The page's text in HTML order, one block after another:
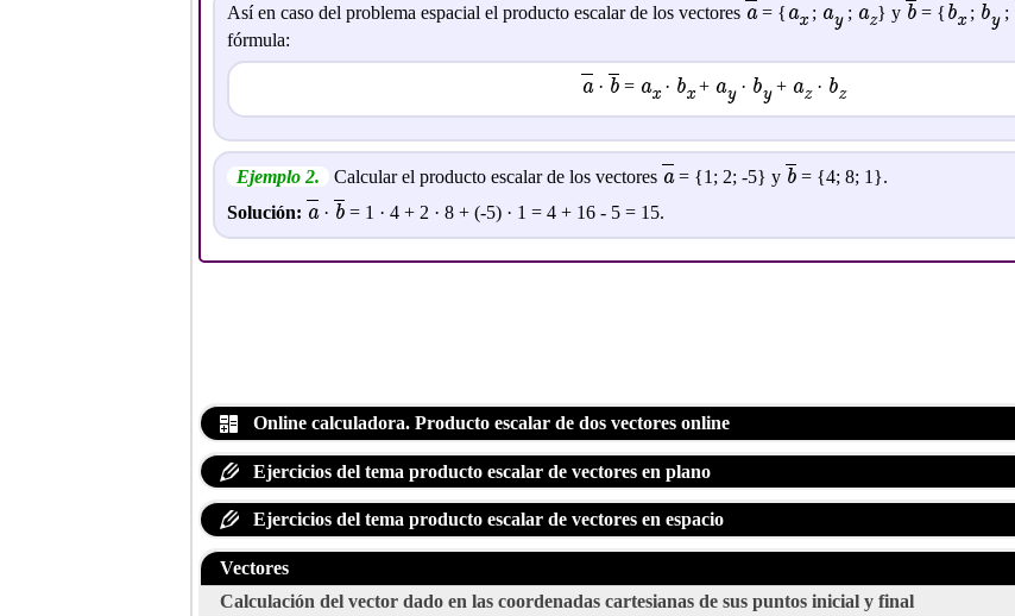
Así en caso del problema espacial el producto escalar de los vectores a= {ax; ay; az} y b = {bx; by;
fórmula:
a· b= ax· bx+ ay· by+ az· bz
Ejemplo 2. Calcular el producto escalar de los vectores a= {1; 2; -5} y b = {4; 8; 1}.
Solución: a· b = 1 · 4 + 2 · 8 + (-5) · 1 = 4 + 16 - 5 = 15.
Online calculadora. Producto escalar de dos vectores online
Ejercicios del tema producto escalar de vectores en plano
Ejercicios del tema producto escalar de vectores en espacio
Vectores
Calculación del vector dado en las coordenadas cartesianas de sus puntos inicial y final